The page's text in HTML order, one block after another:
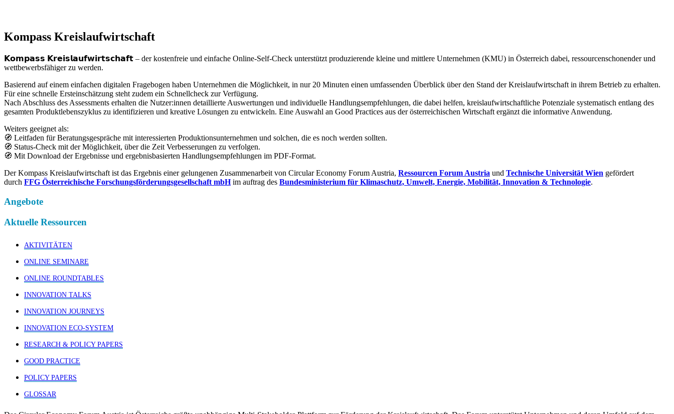
Kompass Kreislaufwirtschaft
𝗞𝗼𝗺𝗽𝗮𝘀𝘀 𝗞𝗿𝗲𝗶𝘀𝗹𝗮𝘂𝗳𝘄𝗶𝗿𝘁𝘀𝗰𝗵𝗮𝗳𝘁 – der kostenfreie und einfache Online-Self-Check unterstützt produzierende kleine und mittlere Unternehmen (KMU) in Österreich dabei, ressourcenschonender und
wettbewerbsfähiger zu werden.
Basierend auf einem einfachen digitalen Fragebogen haben Unternehmen die Möglichkeit, in nur 20 Minuten einen umfassenden Überblick über den Stand der Kreislaufwirtschaft in ihrem Betrieb zu erhalten.
Für eine schnelle Ersteinschätzung steht zudem ein Schnellcheck zur Verfügung.
Nach Abschluss des Assessments erhalten die Nutzer:innen detaillierte Auswertungen und individuelle Handlungsempfehlungen, die dabei helfen, kreislaufwirtschaftliche Potenziale systematisch entlang des
gesamten Produktlebenszyklus zu identifizieren und kreative Lösungen zu entwickeln. Eine Auswahl an Good Practices aus der österreichischen Wirtschaft ergänzt die informative Anwendung.
Weiters geeignet als:
🧭 Leitfaden für Beratungsgespräche mit interessierten Produktionsunternehmen und solchen, die es noch werden sollten.
🧭 Status-Check mit der Möglichkeit, über die Zeit Verbesserungen zu verfolgen.
🧭 Mit Download der Ergebnisse und ergebnisbasierten Handlungsempfehlungen im PDF-Format.
Der Kompass Kreislaufwirtschaft ist das Ergebnis einer gelungenen Zusammenarbeit von Circular Economy Forum Austria, Ressourcen Forum Austria und Technische Universität Wien gefördert
durch FFG Österreichische Forschungsförderungsgesellschaft mbHim auftrag des Bundesministerium für Klimaschutz, Umwelt, Energie, Mobilität, Innovation & Technologie.
Angebote
Aktuelle Ressourcen
AKTIVITÄTEN
ONLINE SEMINARE
ONLINE ROUNDTABLES
INNOVATION TALKS
INNOVATION JOURNEYS
INNOVATION ECO-SYSTEM
RESEARCH & POLICY PAPERS
GOOD PRACTICE
POLICY PAPERS
GLOSSAR